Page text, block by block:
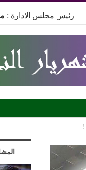
رئيس مجلس الادارة :
!